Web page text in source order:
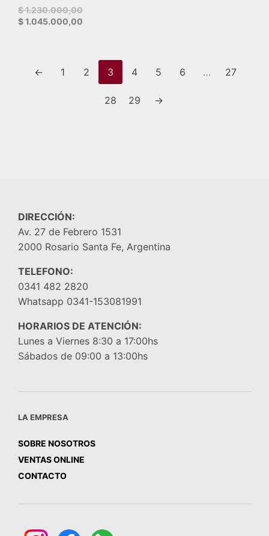
$1.230.000,00Original
$1.045.000,00
← 1 2 3 4 5 6 … 27
28 29 →
DIRECCIÓN:
Av. 27 de Febrero 1531
2000 Rosario Santa Fe, Argentina
TELEFONO:
0341 482 2820
Whatsapp 0341-153081991
HORARIOS DE ATENCIÓN:
Lunes a Viernes 8:30 a 17:00hs
Sábados de 09:00 a 13:00hs
LA EMPRESA
SOBRE NOSOTROS
VENTAS ONLINE
CONTACTO